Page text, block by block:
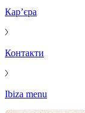
Кар’єра
Контакти
Ibiza menu